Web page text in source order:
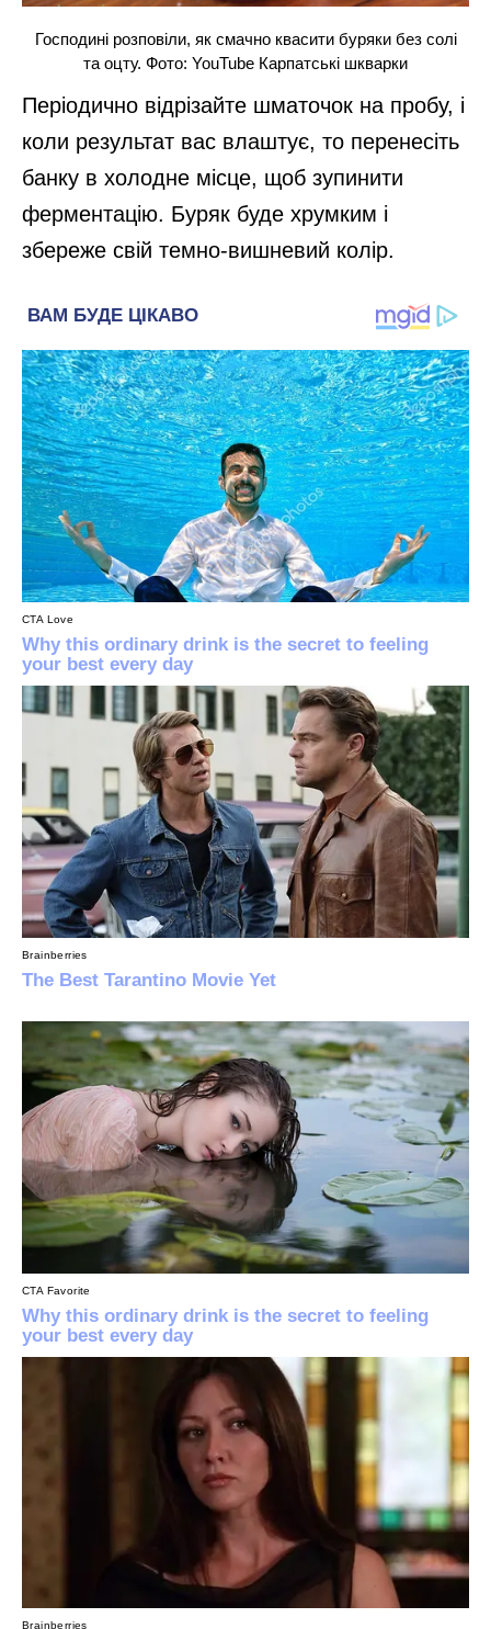
Господині розповіли, як смачно квасити буряки без солі
та оцту. Фото: YouTube Карпатські шкварки
Періодично відрізайте шматочок на пробу, і
коли результат вас влаштує, то перенесіть
банку в холодне місце, щоб зупинити
ферментацію. Буряк буде хрумким і
збереже свій темно-вишневий колір.